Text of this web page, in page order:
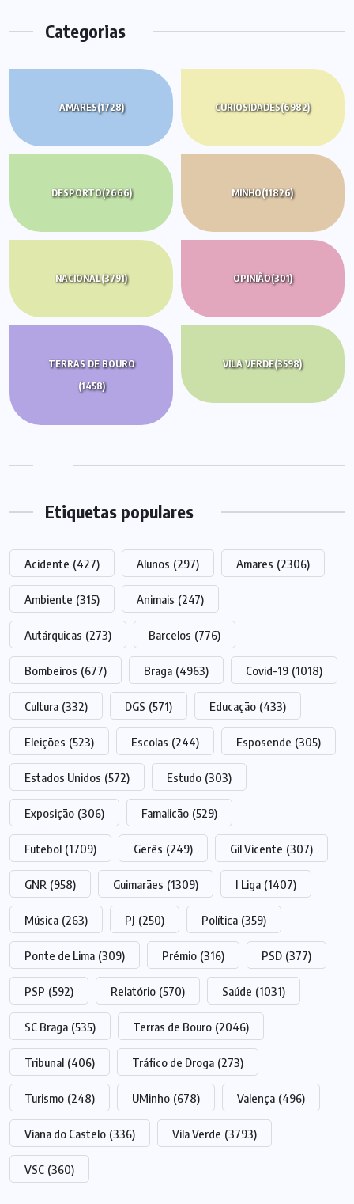
Categorias
AMARES(1728) CURIOSIDADES(6982)
DESPORTO(2666) MINHO(11826)
NACIONAL(3791) OPINIÃO(301)
TERRAS DE BOURO
(1458)
VILA VERDE(3598)
Etiquetas populares
Acidente (427) Alunos (297) Amares (2306)
Ambiente (315) Animais (247)
Autárquicas (273) Barcelos (776)
Bombeiros (677) Braga (4963) Covid-19 (1018)
Cultura (332) DGS (571) Educação (433)
Eleições (523) Escolas (244) Esposende (305)
Estados Unidos (572) Estudo (303)
Exposição (306) Famalicão (529)
Futebol (1709) Gerês (249) Gil Vicente (307)
GNR (958) Guimarães (1309) I Liga (1407)
Música (263) PJ (250) Política (359)
Ponte de Lima (309) Prémio (316) PSD (377)
PSP (592) Relatório (570) Saúde (1031)
SC Braga (535) Terras de Bouro (2046)
Tribunal (406) Tráfico de Droga (273)
Turismo (248) UMinho (678) Valença (496)
Viana do Castelo (336) Vila Verde (3793)
VSC (360)